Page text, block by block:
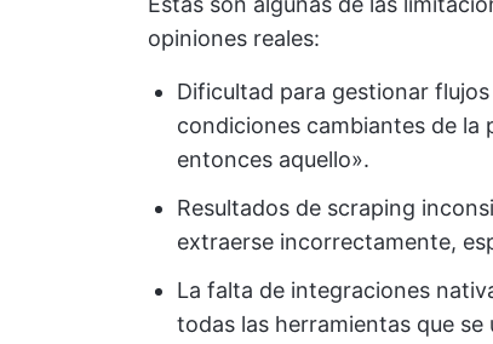
opiniones reales:
Dificultad para gestionar
condiciones cambiantes de la
entonces aquello».
Resultados de scraping
extraerse incorrectamente,
La falta de integraciones
todas las herramientas que se